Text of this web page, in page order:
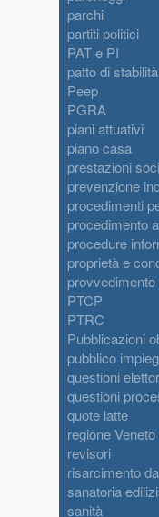
parchi
partiti politici
PAT e PI
patto di stabilità
Peep
PGRA
piani attuativi
piano casa
prestazioni
prevenzione
procedimenti
procedimento
procedure
proprietà e
PTCP
PTRC
Pubblicazioni
pubblico
questioni
questioni
quote latte
regione Veneto
revisori
risarcimento
sanatoria
sanità